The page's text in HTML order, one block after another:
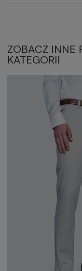
ZOBACZ INNE
KATEGORII